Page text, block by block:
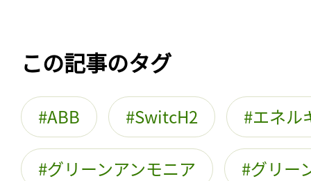
この記事のタグ
ABB SwitcH2 エネル
グリーンアンモニア グリー